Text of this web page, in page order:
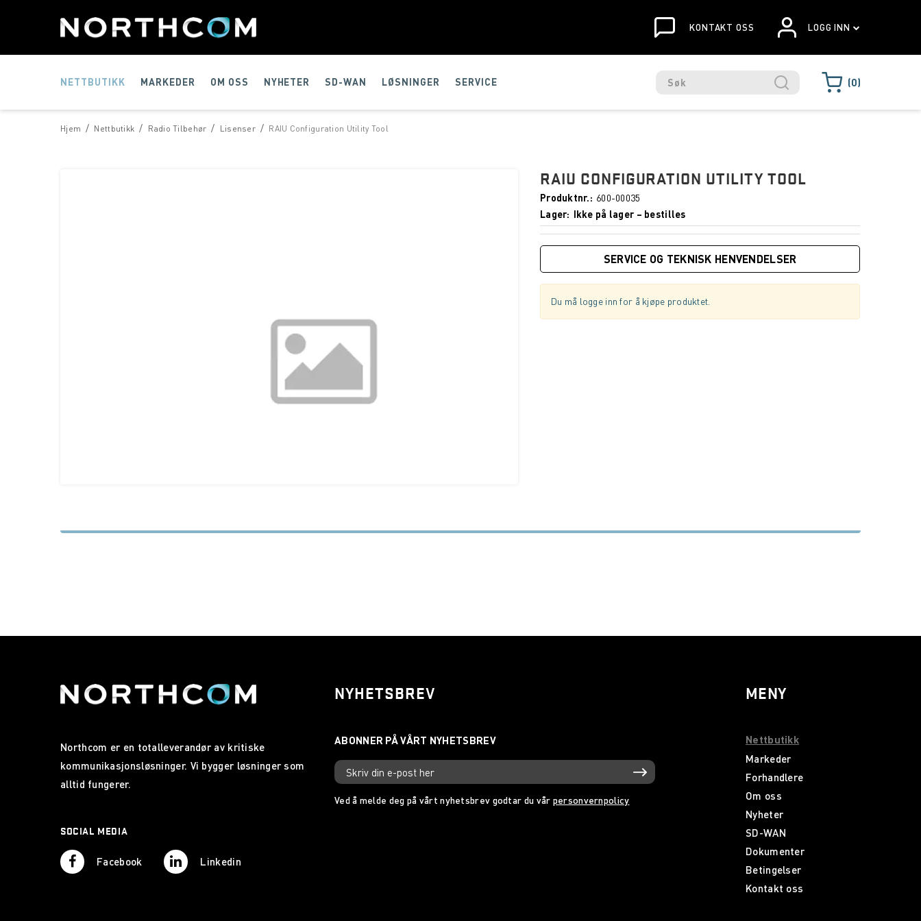
KONTAKT OSS LOGG INN
NETTBUTIKK MARKEDER OM OSS NYHETER SD-WAN LØSNINGER SERVICE 0
/
Hjem /
Nettbutikk /
Radio Tilbehør /
Lisenser RAIU Configuration Utility Tool
RAIU CONFIGURATION UTILITY TOOL
Produktnr.
600-00035
Lager
Ikke på lager – bestilles
SERVICE OG TEKNISK HENVENDELSER
Du må logge inn for å kjøpe produktet.
Northcom er en totalleverandør av kritiske
kommunikasjonsløsninger. Vi bygger løsninger som
alltid fungerer.
SOCIAL MEDIA
Facebook Linkedin
NYHETSBREV
Ved å melde deg på vårt nyhetsbrev godtar du vår personvernpolicy
MENY
Nettbutikk
Markeder
Forhandlere
Om oss
Nyheter
SD-WAN
Dokumenter
Betingelser
Kontakt oss